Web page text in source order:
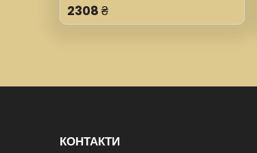
2308 ₴
КОНТАКТИ